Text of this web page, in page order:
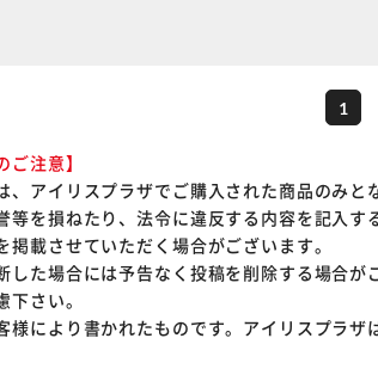
1
ご注意】
、アイリスプラザでご購入された商品のみ
等を損ねたり、法令に違反する内容を記入す
掲載させていただく場合がございます。
した場合には予告なく投稿を削除する場合が
さい。
様により書かれたものです。アイリスプラ